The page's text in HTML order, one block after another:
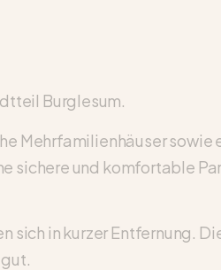
Burglesum.
Mehrfamilienhäuser
und komfortable
in kurzer Entfernung.